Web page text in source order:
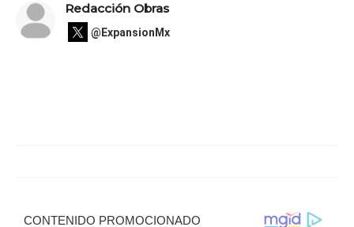
Redacción Obras
@ExpansionMx